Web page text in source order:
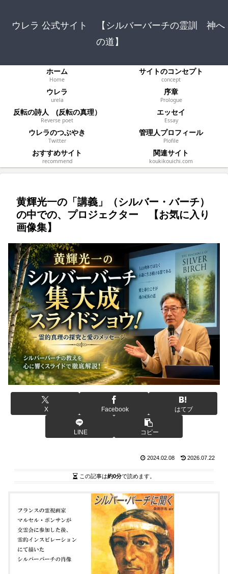
ウレラ 公式サイト 【シルバーバーチの霊訓 神へ
の道】
ホーム
Home
サイトのコンセプト
concept
ウレラ
urela
序章
Prologue
反転の詩人 (反転の真理）
Reverse poet
エッセイ
Essay
ウレラのつぶやき
Twitter
管理人プロフィール
Plofile
おすすめサイト
recommend
関連サイト
koukikouichi.com
黄輝光一の「講義」（シルバー・バーチ）
の中での、プロジェクター 【お気に入り
画像集】
X Facebook はてブ
LINE コピー
2024.02.08 2026.07.22
この記事は約0分で読めます。